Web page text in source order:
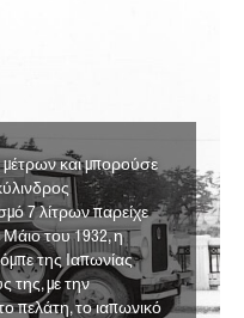
μέτρων και μπορούσε
7 λίτρων παρείχε
Μάιο του 1932, η
της Ιαπωνίας
της, με την
πελάτη, το ιαπωνικό